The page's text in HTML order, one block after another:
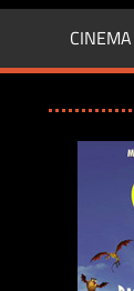
CINEMA